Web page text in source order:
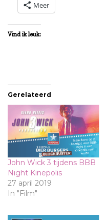
Meer
Vind ik leuk:
Gerelateerd
John Wick 3 tijdens BBB
Night Kinepolis
27 april 2019
In "Film"